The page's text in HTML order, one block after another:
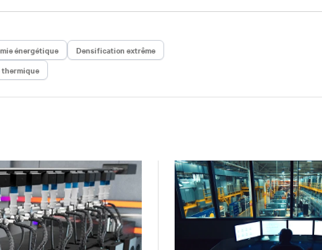
énergétique
Densification extrême
thermique